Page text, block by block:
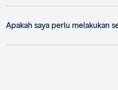
Apakah saya perlu melakukan